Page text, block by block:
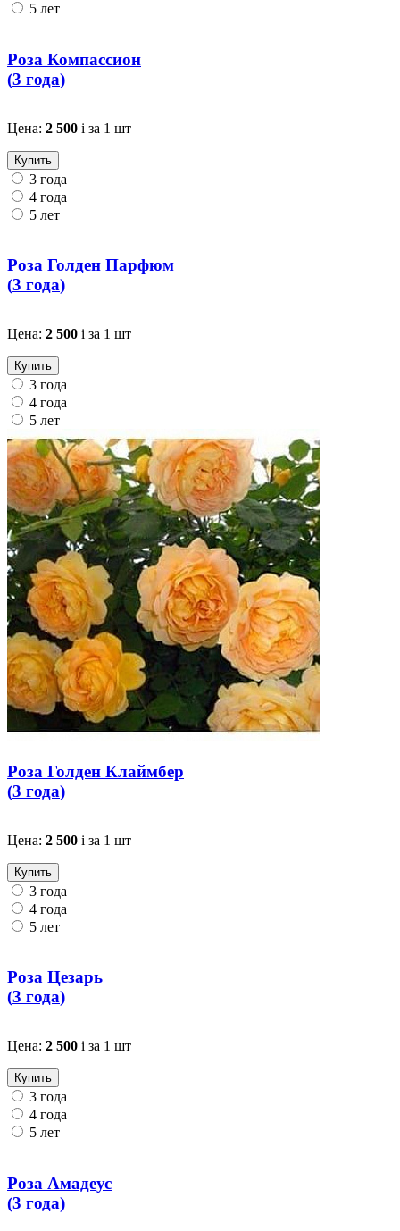
5 лет
Роза Компассион
(3 года)
Цена: 2 500 i за 1 шт
Купить
3 года
4 года
5 лет
Роза Голден Парфюм
(3 года)
Цена: 2 500 i за 1 шт
Купить
3 года
4 года
5 лет
Роза Голден Клаймбер
(3 года)
Цена: 2 500 i за 1 шт
Купить
3 года
4 года
5 лет
Роза Цезарь
(3 года)
Цена: 2 500 i за 1 шт
Купить
3 года
4 года
5 лет
Роза Амадеус
(3 года)